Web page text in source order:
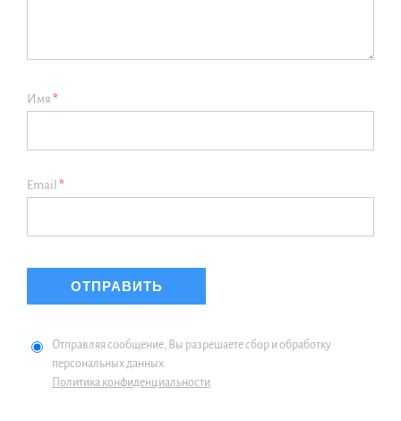
Имя *
Email *
Отправляя сообщение, Вы разрешаете сбор и обработку
персональных данных.
Политика конфиденциальности.